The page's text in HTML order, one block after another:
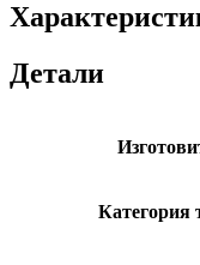
Детали
Категория